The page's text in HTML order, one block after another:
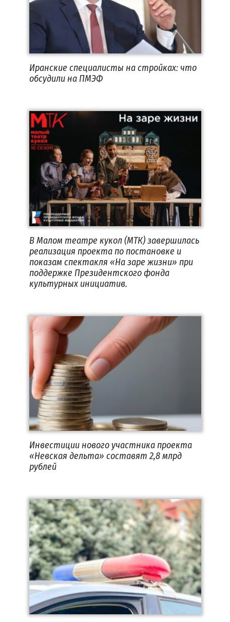
Иранские специалисты на стройках: что
обсудили на ПМЭФ
В Малом театре кукол (МТК) завершилась
реализация проекта по постановке и
показам спектакля «На заре жизни» при
поддержке Президентского фонда
культурных инициатив.
Инвестиции нового участника проекта
«Невская дельта» составят 2,8 млрд
рублей